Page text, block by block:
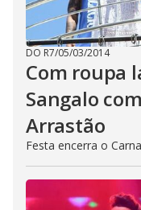
DO R7/05/03/2014
Com roupa
Sangalo
Arrastão
Festa encerra o